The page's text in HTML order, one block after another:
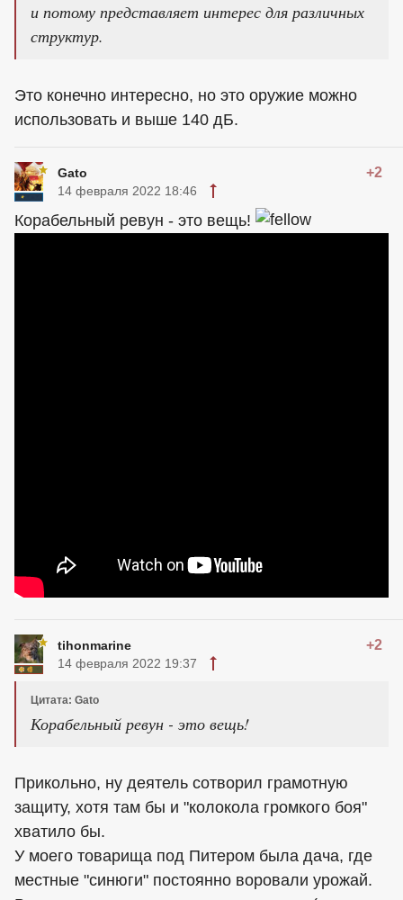
и потому представляет интерес для различных
структур.
Это конечно интересно, но это оружие можно
использовать и выше 140 дБ.
Gato +2
14 февраля 2022 18:46
Корабельный ревун - это вещь!
tihonmarine +2
14 февраля 2022 19:37
Цитата: Gato
Корабельный ревун - это вещь!
Прикольно, ну деятель сотворил грамотную
защиту, хотя там бы и "колокола громкого боя"
хватило бы.
У моего товарища под Питером была дача, где
местные "синюги" постоянно воровали урожай.